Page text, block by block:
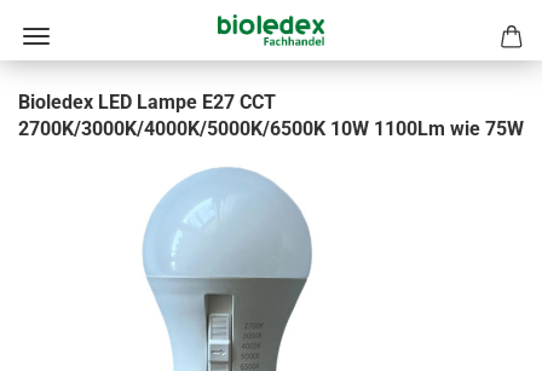
Bioledex LED Lampe E27 CCT
2700K/3000K/4000K/5000K/6500K 10W 1100Lm wie 75W